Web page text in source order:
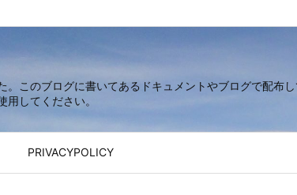
。このブログに書いてあるドキュメントやブログで配
してください。
PRIVACYPOLICY